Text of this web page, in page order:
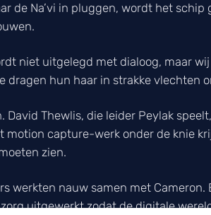
de Na’vi in pluggen, wordt het schip
niet uitgelegd met dialoog, maar
dragen hun haar in strakke vlechten
David Thewlis, die leider Peylak
motion capture-werk onder de knie
zien.
werkten nauw samen met
uitgewerkt zodat de digitale